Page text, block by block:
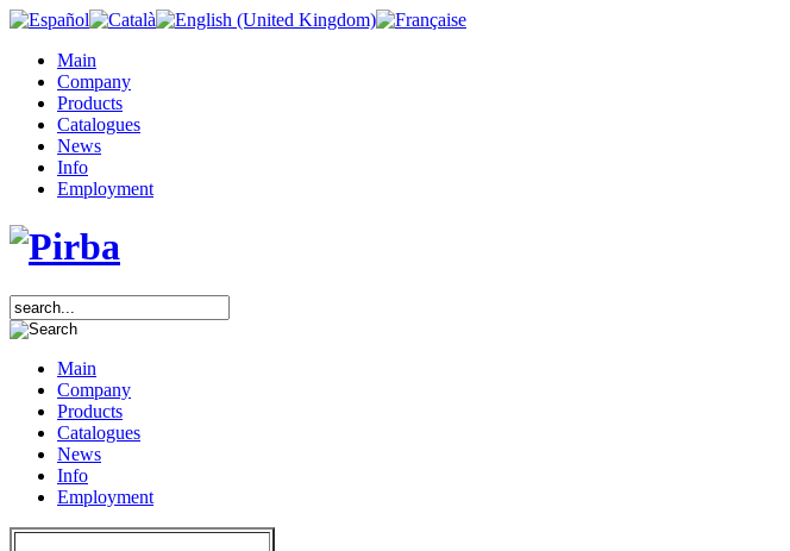
Main
Company
Products
Catalogues
News
Info
Employment
Main
Company
Products
Catalogues
News
Info
Employment